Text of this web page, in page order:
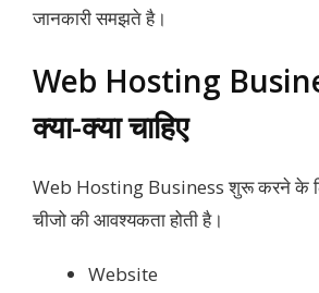
जानकारी समझते है।
Web Hosting
क्या-क्या चाहिए
Web Hosting Business शुरू करने के
चीजो की आवश्यकता होती है।
Website